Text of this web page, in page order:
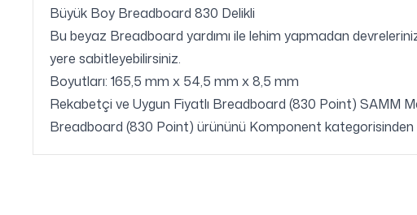
Büyük Boy Breadboard 830 Delikli
Bu beyaz Breadboard yardımı ile lehim yapmadan
yere sabitleyebilirsiniz.
Boyutları: 165,5 mm x 54,5 mm x 8,5 mm
Rekabetçi ve Uygun Fiyatlı Breadboard (830 Point) SAMM
Breadboard (830 Point) ürününü Komponent kategorisinden